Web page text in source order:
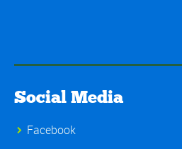
Social Media
Facebook